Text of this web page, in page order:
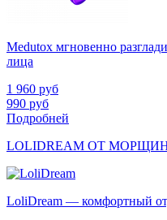
Medutox мгновенно
лица
1 960 руб
990 руб
Подробней
LOLIDREAM ОТ
LoliDream — комфортный